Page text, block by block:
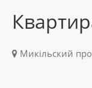
Микiльский